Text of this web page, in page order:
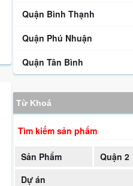
Quận Bình Thạnh
Quận Phú Nhuận
Quận Tân Bình
Tìm kiếm sản phẩm
Sản Phẩm
Quận 2
Dự án